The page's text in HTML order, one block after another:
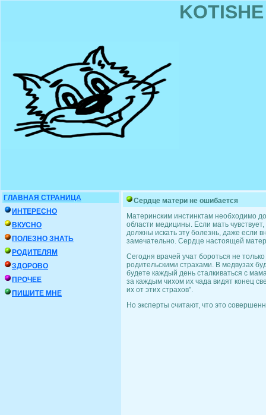
ГЛАВНАЯ СТРАНИЦА
ИНТЕРЕСНО
ВКУСНО
ПОЛЕЗНО ЗНАТЬ
РОДИТЕЛЯМ
ЗДОРОВО
ПРОЧЕЕ
ПИШИТЕ МНЕ
Сердце матери не ошибается
Материнским инстинктам необходимо
области медицины. Если мать
должны искать эту болезнь, даже если
замечательно. Сердце настоящей
Сегодня врачей учат бороться не
родительскими страхами. В медвузах
будете каждый день сталкиваться с
за каждым чихом их чада видят конец
их от этих страхов".
Но эксперты считают, что это